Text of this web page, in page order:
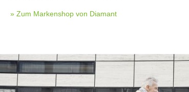
» Zum Markenshop von Diamant